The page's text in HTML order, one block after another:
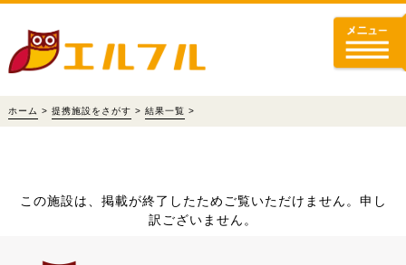
ホーム > 提携施設をさがす > 結果一覧 >
この施設は、掲載が終了したためご覧いただけません。申し
訳ございません。